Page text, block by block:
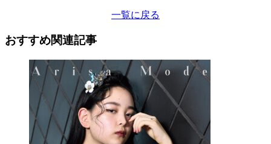
一覧に戻る
おすすめ関連記事